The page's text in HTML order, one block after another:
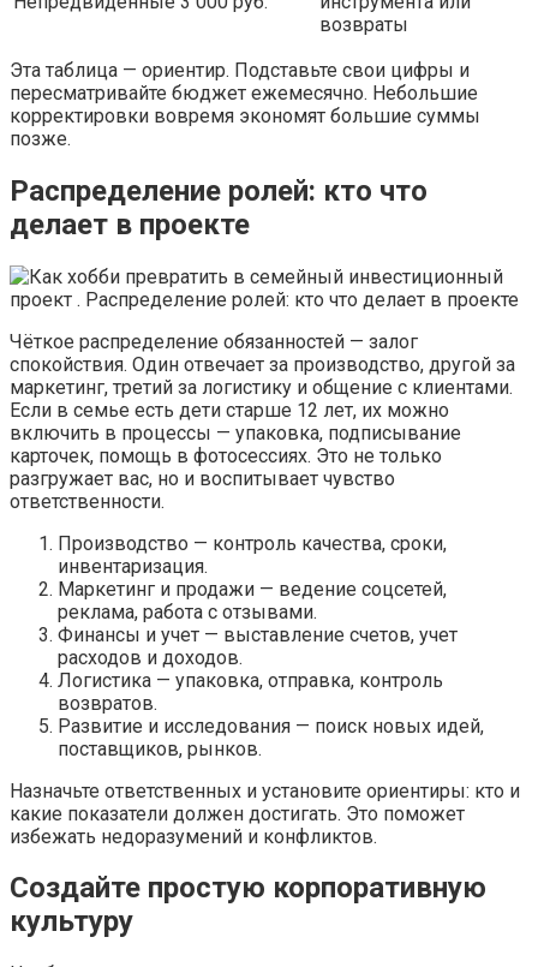
возвраты
Эта таблица — ориентир. Подставьте свои цифры и
пересматривайте бюджет ежемесячно. Небольшие
корректировки вовремя экономят большие суммы
позже.
Распределение ролей: кто что
делает в проекте
Чёткое распределение обязанностей — залог
спокойствия. Один отвечает за производство, другой за
маркетинг, третий за логистику и общение с клиентами.
Если в семье есть дети старше 12 лет, их можно
включить в процессы — упаковка, подписывание
карточек, помощь в фотосессиях. Это не только
разгружает вас, но и воспитывает чувство
ответственности.
Производство — контроль качества, сроки,
инвентаризация.
Маркетинг и продажи — ведение соцсетей,
реклама, работа с отзывами.
Финансы и учет — выставление счетов, учет
расходов и доходов.
Логистика — упаковка, отправка, контроль
возвратов.
Развитие и исследования — поиск новых идей,
поставщиков, рынков.
Назначьте ответственных и установите ориентиры: кто и
какие показатели должен достигать. Это поможет
избежать недоразумений и конфликтов.
Создайте простую корпоративную
культуру